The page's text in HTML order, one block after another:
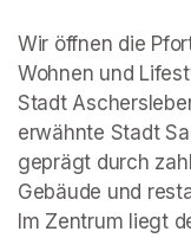
Wir öffnen die
Wohnen und
Stadt
erwähnte Stadt
geprägt durch
Gebäude und
Im Zentrum liegt